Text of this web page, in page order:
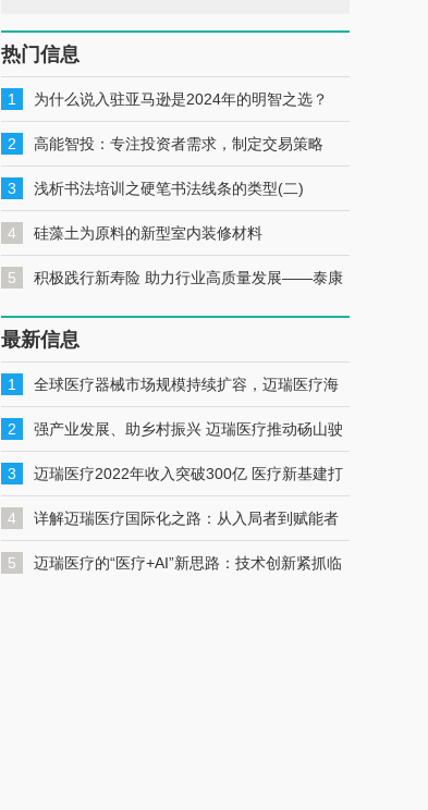
热门信息
1 为什么说入驻亚马逊是2024年的明智之选？
2 高能智投：专注投资者需求，制定交易策略
3 浅析书法培训之硬笔书法线条的类型(二)
4 硅藻土为原料的新型室内装修材料
5 积极践行新寿险 助力行业高质量发展——泰康
人寿安徽分公司党委书记、总经理秦健
最新信息
1 全球医疗器械市场规模持续扩容，迈瑞医疗海
外布局明显加速
2 强产业发展、助乡村振兴 迈瑞医疗推动砀山驶
入发展“快车道”
3 迈瑞医疗2022年收入突破300亿 医疗新基建打
开增长空间
4 详解迈瑞医疗国际化之路：从入局者到赋能者
5 迈瑞医疗的“医疗+AI”新思路：技术创新紧抓临